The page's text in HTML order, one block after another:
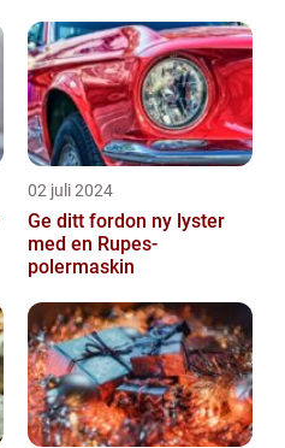
02 juli 2024
Ge ditt fordon ny lyster
med en Rupes-
polermaskin